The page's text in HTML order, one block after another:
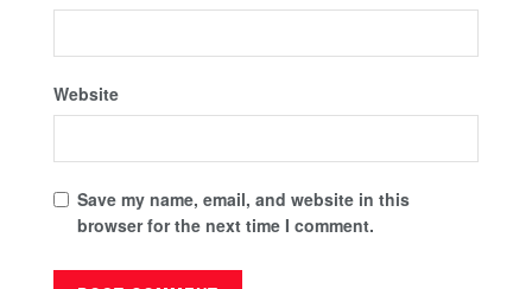
Website
Save my name, email, and website in this
browser for the next time I comment.